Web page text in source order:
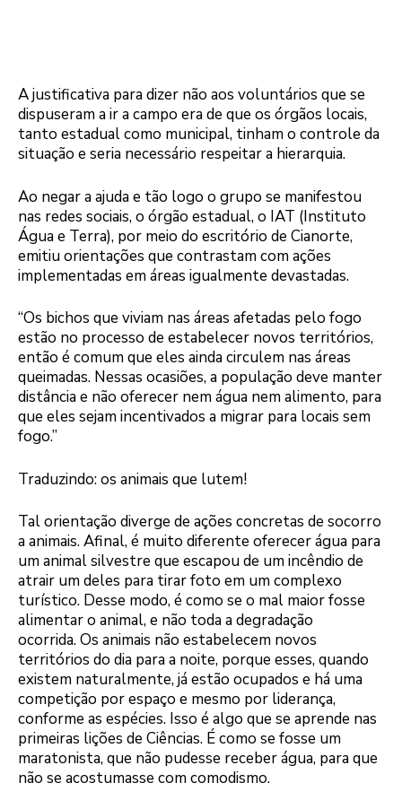
A justificativa para dizer não aos voluntários que se
dispuseram a ir a campo era de que os órgãos locais,
tanto estadual como municipal, tinham o controle da
situação e seria necessário respeitar a hierarquia.
Ao negar a ajuda e tão logo o grupo se manifestou
nas redes sociais, o órgão estadual, o IAT (Instituto
Água e Terra), por meio do escritório de Cianorte,
emitiu orientações que contrastam com ações
implementadas em áreas igualmente devastadas.
“Os bichos que viviam nas áreas afetadas pelo fogo
estão no processo de estabelecer novos territórios,
então é comum que eles ainda circulem nas áreas
queimadas. Nessas ocasiões, a população deve manter
distância e não oferecer nem água nem alimento, para
que eles sejam incentivados a migrar para locais sem
fogo.”
Traduzindo: os animais que lutem!
Tal orientação diverge de ações concretas de socorro
a animais. Afinal, é muito diferente oferecer água para
um animal silvestre que escapou de um incêndio de
atrair um deles para tirar foto em um complexo
turístico. Desse modo, é como se o mal maior fosse
alimentar o animal, e não toda a degradação
ocorrida. Os animais não estabelecem novos
territórios do dia para a noite, porque esses, quando
existem naturalmente, já estão ocupados e há uma
competição por espaço e mesmo por liderança,
conforme as espécies. Isso é algo que se aprende nas
primeiras lições de Ciências. É como se fosse um
maratonista, que não pudesse receber água, para que
não se acostumasse com comodismo.